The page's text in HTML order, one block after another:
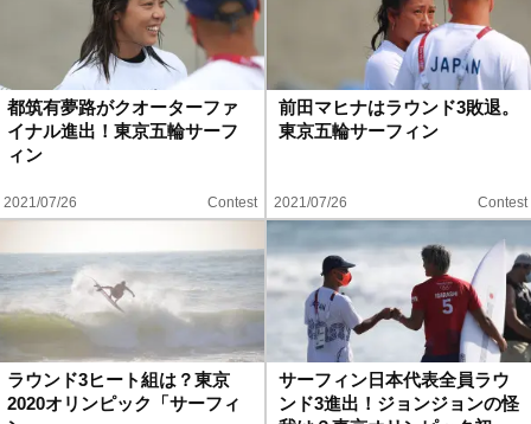
都筑有夢路がクオーターファ
イナル進出！東京五輪サーフ
ィン
2021/07/26 Contest
前田マヒナはラウンド3敗退。
東京五輪サーフィン
2021/07/26 Contest
ラウンド3ヒート組は？東京
2020オリンピック「サーフィ
サーフィン日本代表全員ラウ
ンド3進出！ジョンジョンの怪